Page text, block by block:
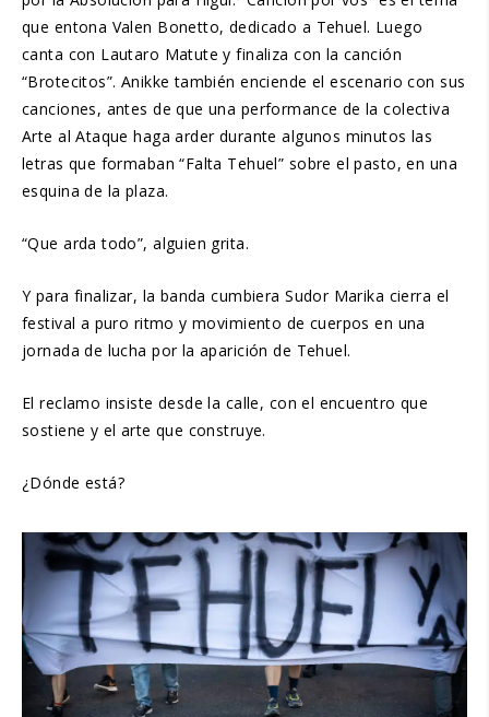
que entona Valen Bonetto, dedicado a Tehuel. Luego
canta con Lautaro Matute y finaliza con la canción
“Brotecitos”. Anikke también enciende el escenario con sus
canciones, antes de que una performance de la colectiva
Arte al Ataque haga arder durante algunos minutos las
letras que formaban “Falta Tehuel” sobre el pasto, en una
esquina de la plaza.
“Que arda todo”, alguien grita.
Y para finalizar, la banda cumbiera Sudor Marika cierra el
festival a puro ritmo y movimiento de cuerpos en una
jornada de lucha por la aparición de Tehuel.
El reclamo insiste desde la calle, con el encuentro que
sostiene y el arte que construye.
¿Dónde está?